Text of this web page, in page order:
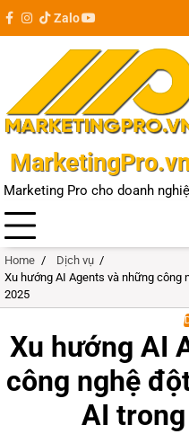
Skip
facebook
instagram
tiktok
Zalo
youtube
Marketing Pro cho doanh
Home
Dịch vụ
Xu hướng AI Agents và những công
2025
Xu hướng AI
công nghệ
AI